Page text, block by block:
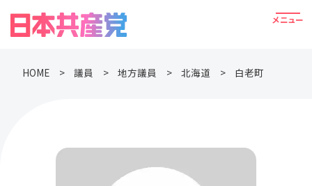
HOME 議員 地方議員 北海道 白老町